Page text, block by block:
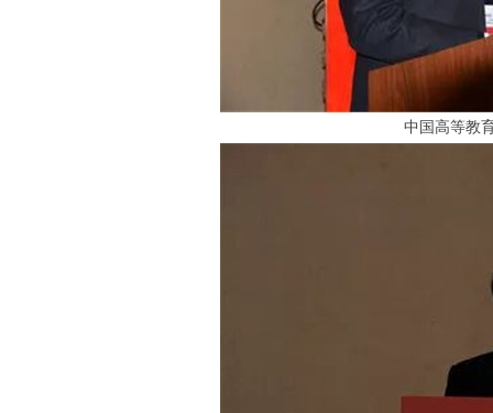
中国高等教